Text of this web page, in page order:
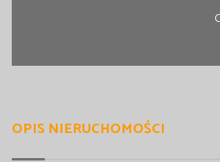
OPIS NIERUCHOMOŚCI